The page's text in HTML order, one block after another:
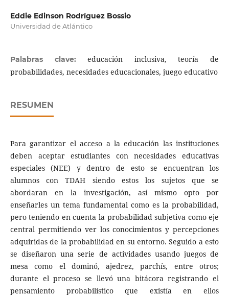
Eddie Edinson Rodríguez Bossio
Universidad de Atlántico
Palabras clave:educación inclusiva, teoría de
probabilidades, necesidades educacionales, juego educativo
RESUMEN
Para garantizar el acceso a la educación las instituciones
deben aceptar estudiantes con necesidades educativas
especiales (NEE) y dentro de esto se encuentran los
alumnos con TDAH siendo estos los sujetos que se
abordaran en la investigación, así mismo opto por
enseñarles un tema fundamental como es la probabilidad,
pero teniendo en cuenta la probabilidad subjetiva como eje
central permitiendo ver los conocimientos y percepciones
adquiridas de la probabilidad en su entorno. Seguido a esto
se diseñaron una serie de actividades usando juegos de
mesa como el dominó, ajedrez, parchís, entre otros;
durante el proceso se llevó una bitácora registrando el
pensamiento probabilístico que existía en ellos